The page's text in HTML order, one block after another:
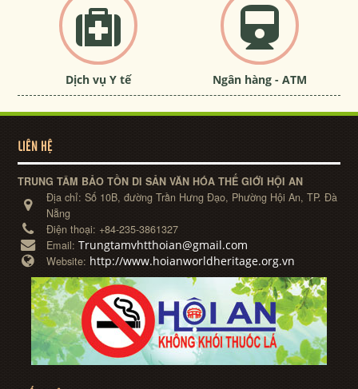
Dịch vụ Y tế Ngân hàng - ATM
LIÊN HỆ
TRUNG TÂM BẢO TỒN DI SẢN VĂN HÓA THẾ GIỚI HỘI AN
Địa chỉ:Số 10B, đường Trần Hưng Đạo, Phường Hội An, TP. Đà
Nẵng
Điện thoại: +84-235-3861327
Email:Trungtamvhtthoian@gmail.com
Website: http://www.hoianworldheritage.org.vn